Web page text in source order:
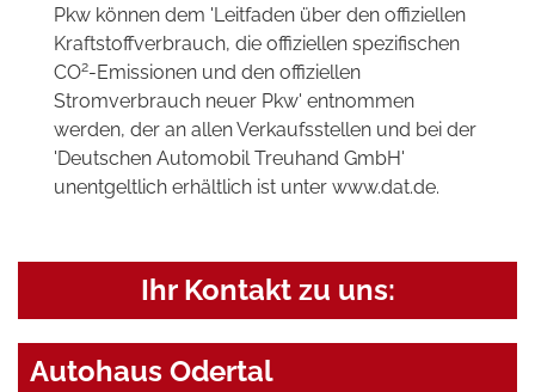
Pkw können dem 'Leitfaden über den offiziellen
Kraftstoffverbrauch, die offiziellen spezifischen
CO2-Emissionen und den offiziellen
Stromverbrauch neuer Pkw' entnommen
werden, der an allen Verkaufsstellen und bei der
'Deutschen Automobil Treuhand GmbH'
unentgeltlich erhältlich ist unter www.dat.de.
Ihr Kontakt zu uns:
Autohaus Odertal